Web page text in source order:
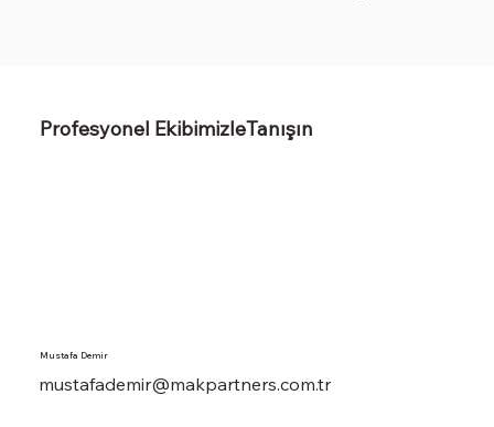
Profesyonel EkibimizleTanışın
Mustafa Demir
mustafademir@makpartners.com.tr